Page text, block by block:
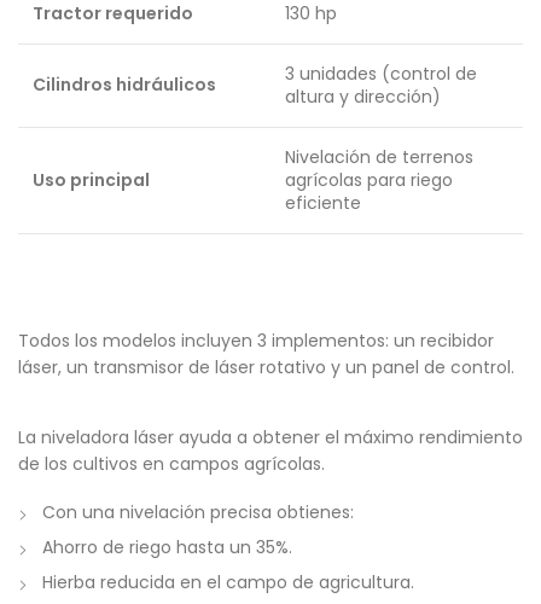
Tractor requerido 130 hp
Cilindros hidráulicos
3 unidades (control de
altura y dirección)
Uso principal
Nivelación de terrenos
agrícolas para riego
eficiente
Todos los modelos incluyen 3 implementos: un recibidor
láser, un transmisor de láser rotativo y un panel de control.
La niveladora láser ayuda a obtener el máximo rendimiento
de los cultivos en campos agrícolas.
Con una nivelación precisa obtienes:
Ahorro de riego hasta un 35%.
Hierba reducida en el campo de agricultura.